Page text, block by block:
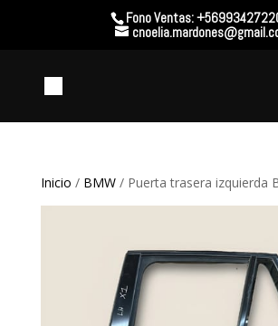
Fono Ventas:
Inicio / BMW/ Puerta trasera izquierda